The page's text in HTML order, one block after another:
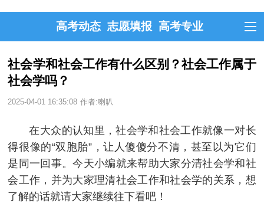
高考动态 志愿填报 高考专业
社会学和社会工作有什么区别？社会工作属于
社会学吗？
2025-04-01 16:35:08 作者:喇叭
在大众的认知里，社会学和社会工作就像一对长
得很像的“双胞胎”，让人傻傻分不清，甚至以为它们
是同一回事。今天小编就来帮助大家分清社会学和社
会工作，并为大家理清社会工作和社会学的关系，想
了解的话就请大家继续往下看吧！